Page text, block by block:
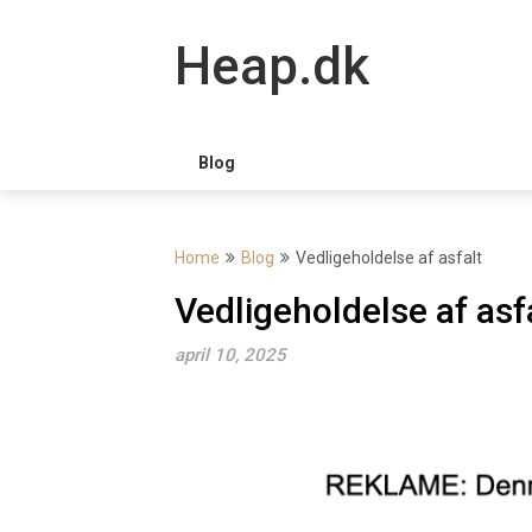
Heap.dk
Blog
Home Blog Vedlige­holdelse af asfalt
Vedlige­holdelse af
april 10, 2025